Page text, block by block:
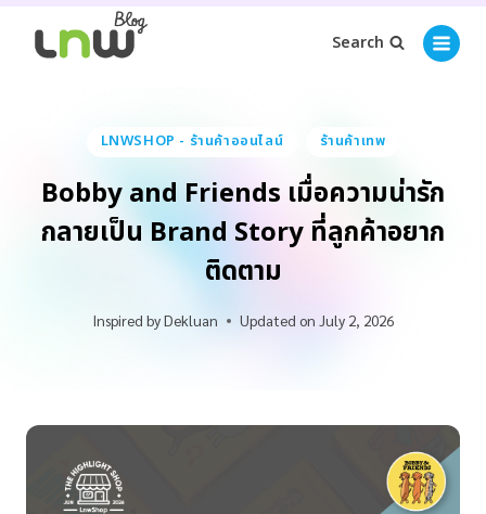
Search
LNWSHOP - ร้านค้าออนไลน์ ร้านค้าเทพ
Bobby and Friends เมื่อความน่ารัก
กลายเป็น Brand Story ที่ลูกค้าอยาก
ติดตาม
Inspired byDekluan Updated on July 2, 2026